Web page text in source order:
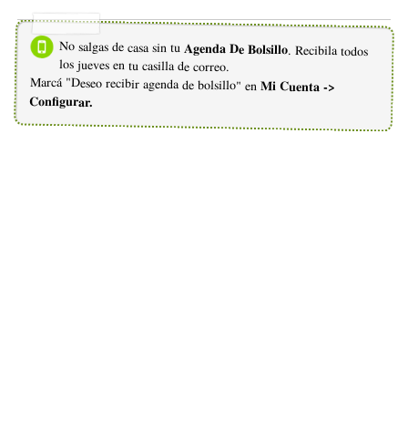
No salgas de casa sin tu Agenda De Bolsillo. Recibila todos
los jueves en tu casilla de correo.
Marcá "Deseo recibir agenda de bolsillo" en Mi Cuenta ->
Configurar.